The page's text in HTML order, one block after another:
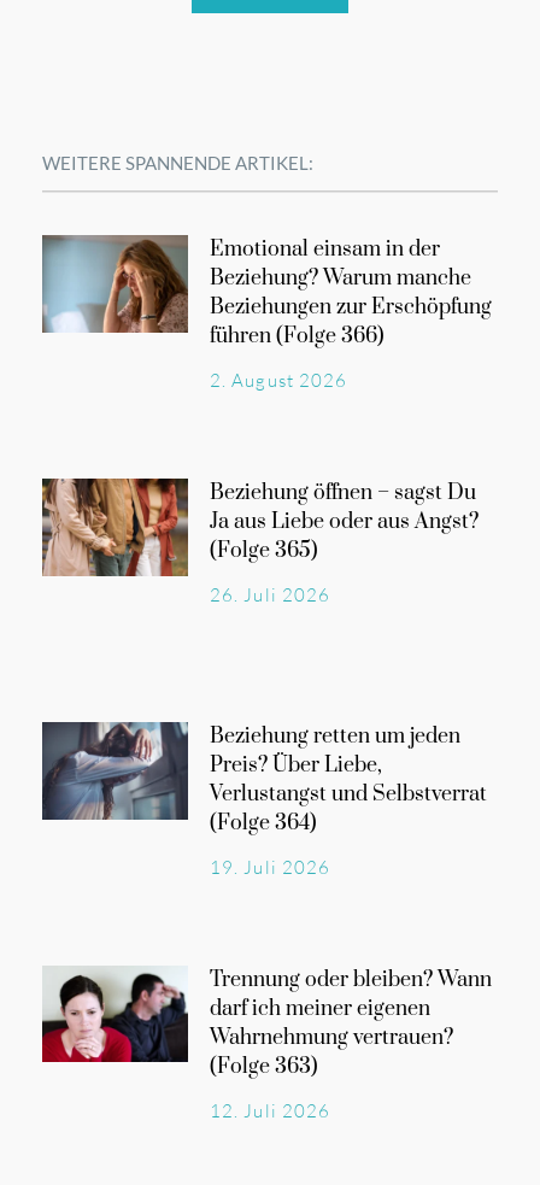
WEITERE SPANNENDE ARTIKEL:
Emotional einsam in der
Beziehung? Warum manche
Beziehungen zur Erschöpfung
führen (Folge 366)
2. August 2026
Beziehung öffnen – sagst Du
Ja aus Liebe oder aus Angst?
(Folge 365)
26. Juli 2026
Beziehung retten um jeden
Preis? Über Liebe,
Verlustangst und Selbstverrat
(Folge 364)
19. Juli 2026
Trennung oder bleiben? Wann
darf ich meiner eigenen
Wahrnehmung vertrauen?
(Folge 363)
12. Juli 2026